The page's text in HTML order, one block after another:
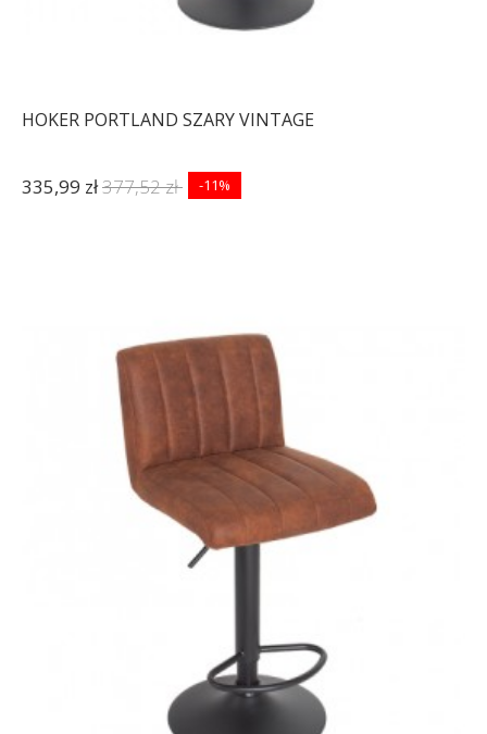
HOKER PORTLAND SZARY VINTAGE
335,99 zł377,52 zł -11%